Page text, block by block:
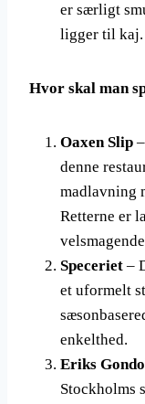
er særligt
ligger til kaj.
Hvor skal man
Oaxen Slip
denne
madlavning
Retterne er
Speceriet –
et uformelt
enkelthed.
Eriks
Stockholms